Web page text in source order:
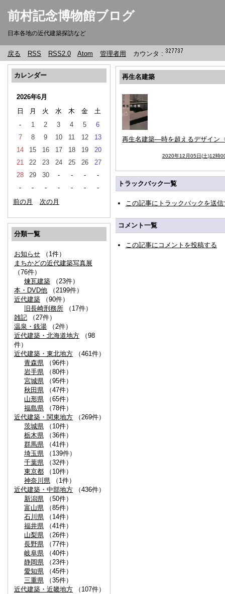
前村記念博物館ブログ
日本各地の近代建築探訪など
戻る RSS RSS2.0 Atom 管理者用 カウンタ :
カレンダー
2026年6月
日
月 火 水 木 金
土
-
1 2 3 4 5
6
7
8 9 10 11 12
13
14
15 16 17 18 19
20
21
22 23 24 25 26
27
28
29 30 - - -
-
-
- - - - -
-
前の月
次の月
分類一覧
お知らせ （1件）
まちかどの近代建築写真展
（76件）
煉瓦建築 （23件）
本・DVD他 （2199件）
近代建築 （90件）
旧長崎刑務所 （17件）
雑記 （27件）
温泉・銭湯 （2件）
近代建築・北海道地方 （98
件）
近代建築・東北地方 （461件）
青森県 （96件）
岩手県 （80件）
宮城県 （95件）
秋田県 （47件）
山形県 （65件）
福島県 （78件）
近代建築・関東地方 （269件）
茨城県 （10件）
栃木県 （36件）
群馬県 （41件）
埼玉県 （139件）
千葉県 （32件）
東京都 （10件）
神奈川県 （1件）
近代建築・中部地方 （436件）
新潟県 （50件）
富山県 （85件）
石川県 （14件）
福井県 （41件）
山梨県 （26件）
長野県 （77件）
岐阜県 （40件）
静岡県 （23件）
愛知県 （45件）
三重県 （35件）
近代建築・近畿地方 （107件）
再生名建築
再生名建築―時を超えるデザイン
2020年12月05日(土)12時
トラックバック一覧
この記事にトラックバックを送信
コメント一覧
この記事にコメントを投稿する